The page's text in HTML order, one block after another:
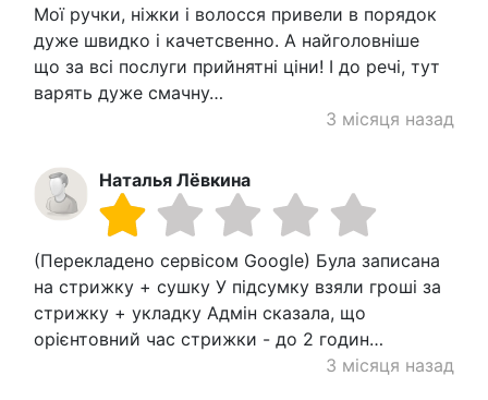
Мої ручки, ніжки і волосся привели в порядок
дуже швидко і качетсвенно. А найголовніше
що за всі послуги прийнятні ціни! І до речі, тут
варять дуже смачну…
3 місяця назад
Наталья Лёвкина
(Перекладено сервісом Google) Була записана
на стрижку + сушку У підсумку взяли гроші за
стрижку + укладку Адмін сказала, що
орієнтовний час стрижки - до 2 годин…
3 місяця назад